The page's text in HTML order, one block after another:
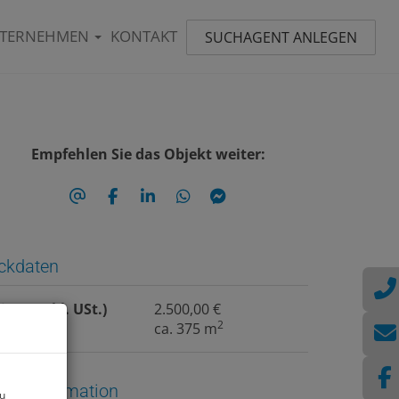
KONTAKT SUCHAGENT ANLEGEN
Empfehlen Sie das Objekt weiter:
(exkl. USt.)
2.500,00 €
ca. 375 m2